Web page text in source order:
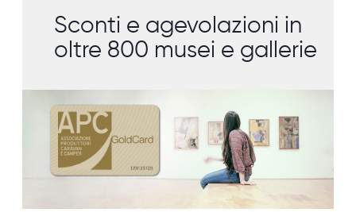
Sconti e agevolazioni in
oltre 800 musei e gallerie